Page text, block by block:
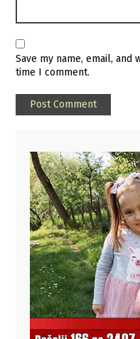
Save my name, email,
time I comment.